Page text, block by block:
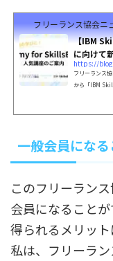
フリーランス協会ニ
【IBM
に向けて
https://
フリーランス
から「IBM
一般会員にな
このフリーラン
会員になること
得られるメリット
私は、フリーラ